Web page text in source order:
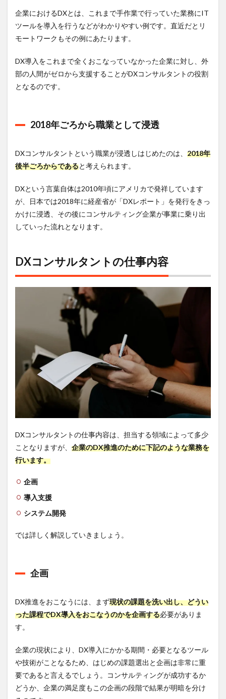
ンサ
ルタ
との
は？
5
DX
トの
は？
6
コン
サル
タン
トの
性
7
DX
コン
る？
8
DX
コン
サル
求め
るス
キル
は？
ITにお
ける
全般
的な
知識
8.2
ング
9
DX
を行
う企
業一
覧
9.1
企業におけるDXとは、これまで手作業で行っていた業務にIT
ツールを導入を行うなどがわかりやすい例です。直近だとリ
モートワークもその例にあたります。
DX導入をこれまで全くおこなっていなかった企業に対し、外
部の人間がゼロから支援することがDXコンサルタントの役割
となるのです。
2018年ごろから職業として浸透
DXコンサルタントという職業が浸透しはじめたのは、 2018年
後半ごろからであると考えられます。
DXという言葉自体は2010年頃にアメリカで発祥しています
が、日本では2018年に経産省が「DXレポート」を発行をきっ
かけに浸透、その後にコンサルティング企業が事業に乗り出
していった流れとなります。
DXコンサルタントの仕事内容
DXコンサルタントの仕事内容は、担当する領域によって多少
ことなりますが、 企業のDX推進のために下記のような業務を
行います。
企画
導入支援
システム開発
では詳しく解説していきましょう。
企画
DX推進をおこなうには、まず現状の課題を洗い出し、どうい
った課程でDX導入をおこなうのかを企画する必要がありま
す。
企業の現状により、DX導入にかかる期間・必要となるツール
や技術がことなるため、はじめの課題選出と企画は非常に重
要であると言えるでしょう。コンサルティングが成功するか
どうか、企業の満足度もこの企画の段階で結果が明暗を分け